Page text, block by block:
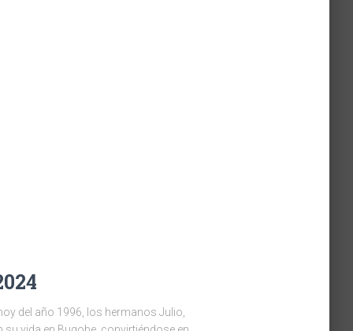
del año 1996, los hermanos Julio,